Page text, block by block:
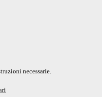
necessarie.